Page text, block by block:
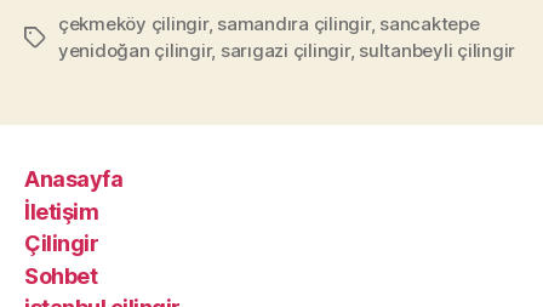
Etiketler
çekmeköy çilingir, samandıra çilingir, sancaktepe
yenidoğan çilingir, sarıgazi çilingir, sultanbeyli çilingir
Anasayfa
İletişim
Çilingir
Sohbet